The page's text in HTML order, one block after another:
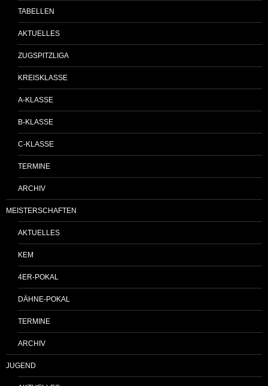
TABELLEN
AKTUELLES
ZUGSPITZLIGA
KREISKLASSE
A-KLASSE
B-KLASSE
C-KLASSE
TERMINE
ARCHIV
MEISTERSCHAFTEN
AKTUELLES
KEM
4ER-POKAL
DÄHNE-POKAL
TERMINE
ARCHIV
JUGEND